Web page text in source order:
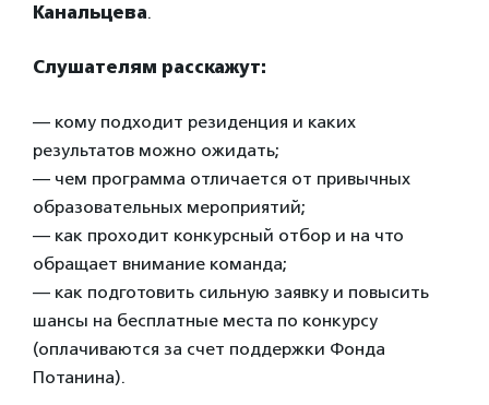
Канальцева.
Слушателям расскажут:
— кому подходит резиденция и каких
результатов можно ожидать;
— чем программа отличается от привычных
образовательных мероприятий;
— как проходит конкурсный отбор и на что
обращает внимание команда;
— как подготовить сильную заявку и повысить
шансы на бесплатные места по конкурсу
(оплачиваются за счет поддержки Фонда
Потанина).